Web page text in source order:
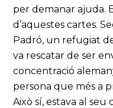
per demanar ajuda.
d’aquestes cartes.
Padró, un refugiat
va rescatar de ser
concentració
persona que més a
Això sí, estava al